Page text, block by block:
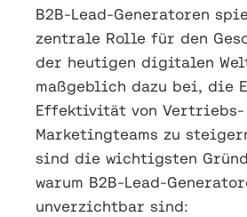
B2B-Lead-Generatoren
zentrale Rolle für den
der heutigen digitalen
maßgeblich dazu bei, die
Effektivität von Vertriebs-
Marketingteams zu
sind die wichtigsten
warum B2B-Lead-
unverzichtbar sind: